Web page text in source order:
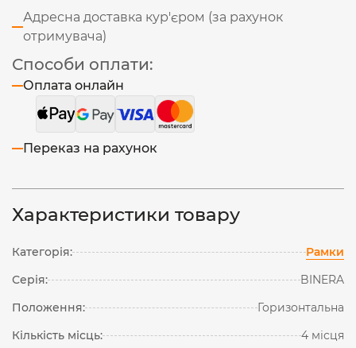
Адресна доставка кур'єром (за рахунок
отримувача)
Способи оплати:
Оплата онлайн
Переказ на рахунок
Характеристики товару
Категорія:
Рамки
Серія:
BINERA
Положення:
Горизонтальна
Кількість місць:
4 місця